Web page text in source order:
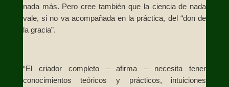
nada más. Pero cree también que la ciencia de nada
vale, si no va acompañada en la práctica, del “don de
la gracia”.
“El criador completo – afirma – necesita tener
conocimientos teóricos y prácticos, intuiciones